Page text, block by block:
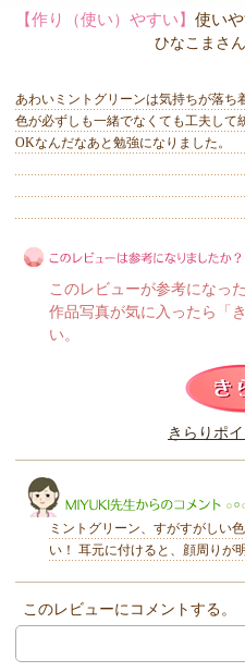
【作り（使い）やすい】 使いや
ひなこまさ
あわいミントグリーンは気持ちが落ち
色が必ずしも一緒でなくても工夫して
OKなんだなあと勉強になりました。
このレビューは参考になりまし
このレビューが参考になっ
作品写真が気に入ったら「
い。
きらりポ
ミントグリーン、すがすがしい
い！ 耳元に付けると、顔周りが
このレビューにコメントする。